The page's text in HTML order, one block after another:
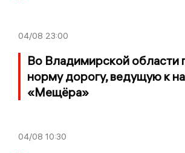
04/08 23:00
Во Владимирской области
норму дорогу, ведущую к
«Мещёра»
04/08 10:30